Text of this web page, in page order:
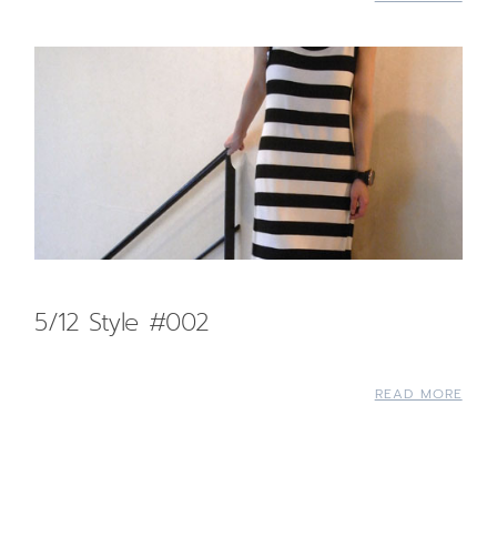
5/12 Style #002
READ MORE